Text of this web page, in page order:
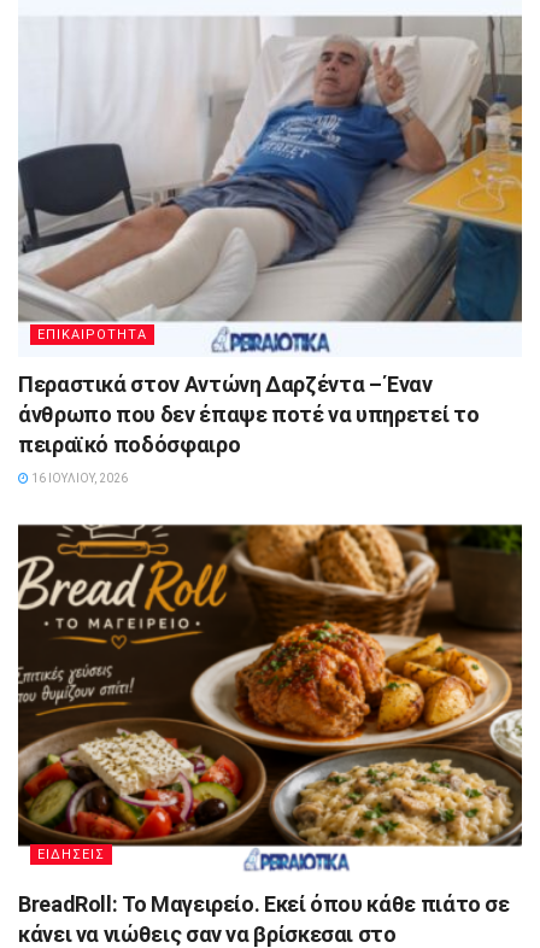
ΕΠΙΚΑΙΡΟΤΗΤΑ
Περαστικά στον Αντώνη Δαρζέντα – Έναν
άνθρωπο που δεν έπαψε ποτέ να υπηρετεί το
πειραϊκό ποδόσφαιρο
16 ΙΟΥΛΊΟΥ, 2026
ΕΙΔΗΣΕΙΣ
BreadRoll: Το Μαγειρείο. Εκεί όπου κάθε πιάτο σε
κάνει να νιώθεις σαν να βρίσκεσαι στο